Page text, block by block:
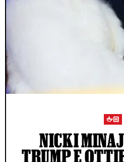
🖕🏻
NICKI
TRUMP E